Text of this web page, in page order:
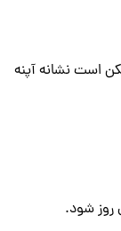
است نشانه آپنه
روز شود.